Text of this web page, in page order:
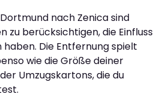
nach Zenica sind
zu berücksichtigen, die Einfluss
Die Entfernung spielt
wie die Größe deiner
Umzugskartons, die du